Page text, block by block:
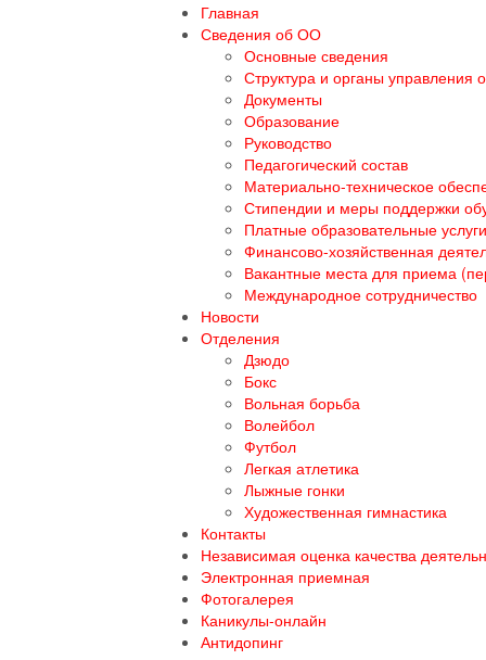
Главная
Сведения об ОО
Основные сведения
Структура и органы управления
Документы
Образование
Руководство
Педагогический состав
Материально-техническое
Стипендии и меры поддержки
Платные образовательные услуги
Финансово-хозяйственная
Вакантные места для приема
Международное сотрудничество
Новости
Отделения
Дзюдо
Бокс
Вольная борьба
Волейбол
Футбол
Легкая атлетика
Лыжные гонки
Художественная гимнастика
Контакты
Независимая оценка качества
Электронная приемная
Фотогалерея
Каникулы-онлайн
Антидопинг